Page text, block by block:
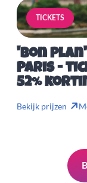
TICKETS
'Bon
Paris -
52%
Bekijk prijzen